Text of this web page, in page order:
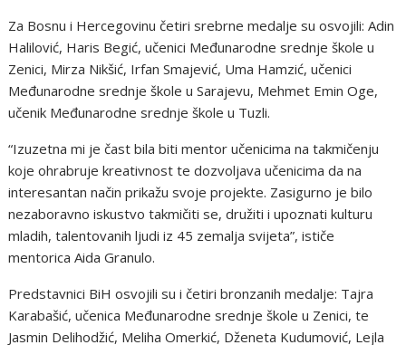
Za Bosnu i Hercegovinu četiri srebrne medalje su osvojili: Adin
Halilović, Haris Begić, učenici Međunarodne srednje škole u
Zenici, Mirza Nikšić, Irfan Smajević, Uma Hamzić, učenici
Međunarodne srednje škole u Sarajevu, Mehmet Emin Oge,
učenik Međunarodne srednje škole u Tuzli.
“Izuzetna mi je čast bila biti mentor učenicima na takmičenju
koje ohrabruje kreativnost te dozvoljava učenicima da na
interesantan način prikažu svoje projekte. Zasigurno je bilo
nezaboravno iskustvo takmičiti se, družiti i upoznati kulturu
mladih, talentovanih ljudi iz 45 zemalja svijeta”, ističe
mentorica Aida Granulo.
Predstavnici BiH osvojili su i četiri bronzanih medalje: Tajra
Karabašić, učenica Međunarodne srednje škole u Zenici, te
Jasmin Delihodžić, Meliha Omerkić, Dženeta Kudumović, Lejla